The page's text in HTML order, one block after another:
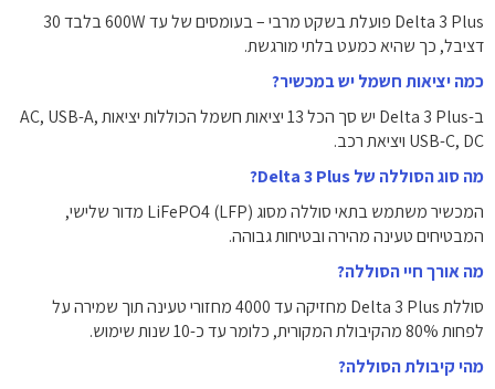
Delta 3 Plus פועלת בשקט מרבי – בעומסים של עד 600W בלבד 30
דציבל, כך שהיא כמעט בלתי מורגשת.
כמה יציאות חשמל יש במכשיר?
ב-Delta 3 Plus יש סך הכל 13 יציאות חשמל הכוללות יציאות AC, USB-A,
USB-C, DC ויציאת רכב.
מה סוג הסוללה של Delta 3 Plus?
המכשיר משתמש בתאי סוללה מסוג LiFePO4 (LFP) מדור שלישי,
המבטיחים טעינה מהירה ובטיחות גבוהה.
מה אורך חיי הסוללה?
סוללת Delta 3 Plus מחזיקה עד 4000 מחזורי טעינה תוך שמירה על
לפחות 80% מהקיבולת המקורית, כלומר עד כ-10 שנות שימוש.
מהי קיבולת הסוללה?